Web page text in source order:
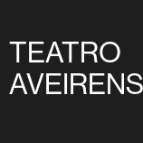
TEATRO